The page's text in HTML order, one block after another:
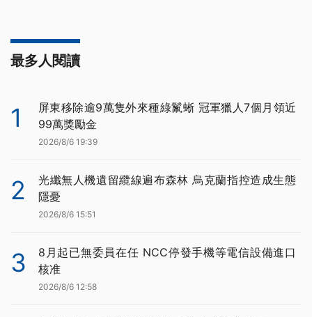
最多人閱讀
1
屏東移除逾9萬隻外來種綠鬣蜥 冠軍獵人7個月領近
99萬獎勵金
2026/8/6 19:39
2
光纖無人機遺留纜線遍布森林 烏克蘭指控造成生態
隱憂
2026/8/6 15:51
3
8月起已無委員在任 NCC停發手機等電信設備進口
核准
2026/8/6 12:58